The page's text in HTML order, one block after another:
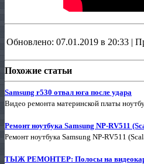
Обновлено: 07.01.2019 в 20:33 |
Похожие статьи
Samsung r530 отвал юга после удара
Видео ремонта материнской платы
Ремонт ноутбука Samsung NP-RV511
Ремонт ноутбука Samsung NP-RV511
ТЫЖ РЕМОНТЕР: Полосы на